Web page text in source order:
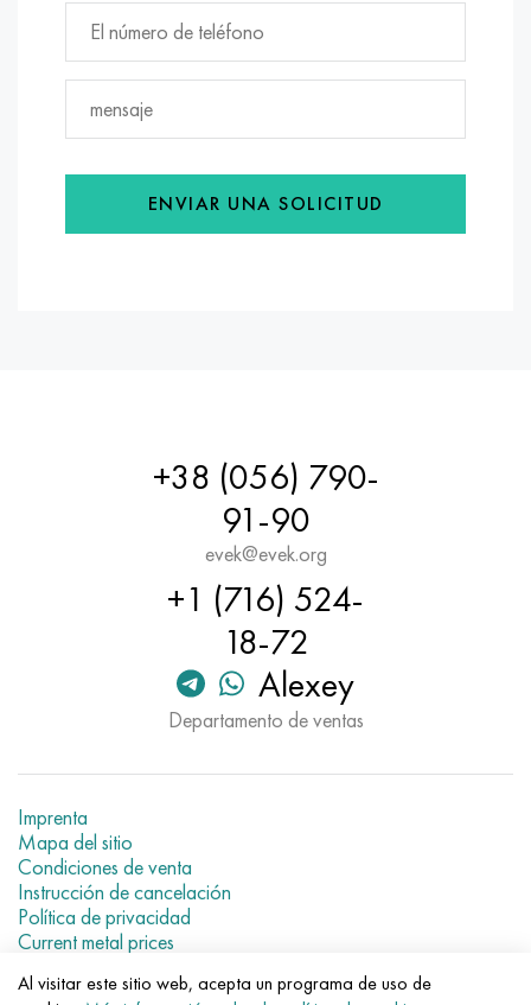
ENVIAR UNA SOLICITUD
+38 (056) 790-
91-90
evek@evek.org
+1 (716) 524-
18-72
Alexey
Departamento de ventas
Imprenta
Mapa del sitio
Condiciones de venta
Instrucción de cancelación
Política de privacidad
Current metal prices
© 2007–2026 «Evek GmbH»
Al visitar este sitio web, acepta un programa de uso de